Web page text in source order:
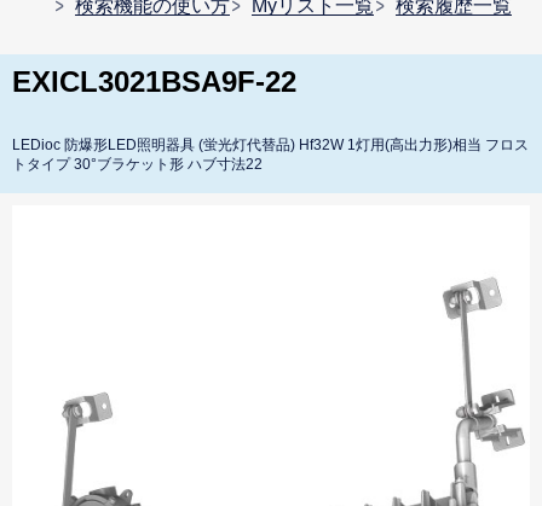
検索機能の使い方 Myリスト一覧 検索履歴一覧
EXICL3021BSA9F-22
LEDioc 防爆形LED照明器具 (蛍光灯代替品) Hf32W 1灯用(高出力形)相当 フロス
トタイプ 30°ブラケット形 ハブ寸法22